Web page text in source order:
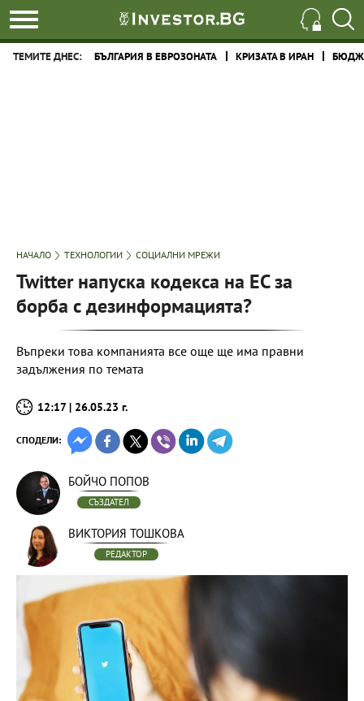
ТЕМИТЕ ДНЕС: БЪЛГАРИЯ В ЕВРОЗОНАТА КРИЗАТА В ИРАН
НАЧАЛО ТЕХНОЛОГИИ СОЦИАЛНИ МРЕЖИ
Twitter напуска кодекса на ЕС за
борба с дезинформацията?
Въпреки това компанията все още ще има правни
задължения по темата
12:17 | 26.05.23 г.
СПОДЕЛИ:
БОЙЧО ПОПОВ
СЪЗДАТЕЛ
ВИКТОРИЯ ТОШКОВА
РЕДАКТОР